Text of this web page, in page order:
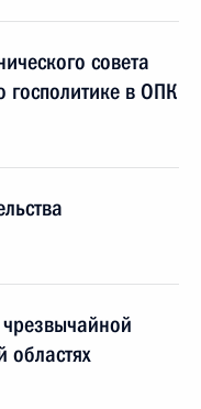
совета
госполитике в ОПК
областях